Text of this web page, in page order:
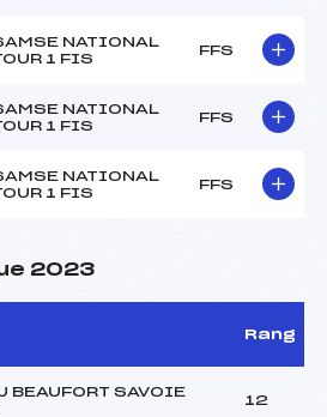
NATIONAL
1 FIS
FFS
NATIONAL
1 FIS
FFS
NATIONAL
1 FIS
FFS
2023
Rang
BEAUFORT SAVOIE
12